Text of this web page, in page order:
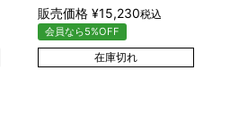
販売価格 ¥15,230税込
会員なら5%OFF
在庫切れ